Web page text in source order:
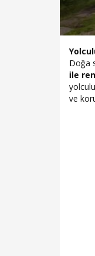
Doğa
ile
ve